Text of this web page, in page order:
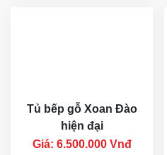
Tủ bếp gỗ Xoan Đào
hiện đại
Giá: 6.500.000 Vnđ